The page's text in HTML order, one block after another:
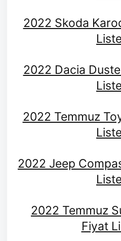
2022 Skoda
2022 Dacia
2022 Temmuz
2022 Jeep
2022 Temmuz
Fiyat